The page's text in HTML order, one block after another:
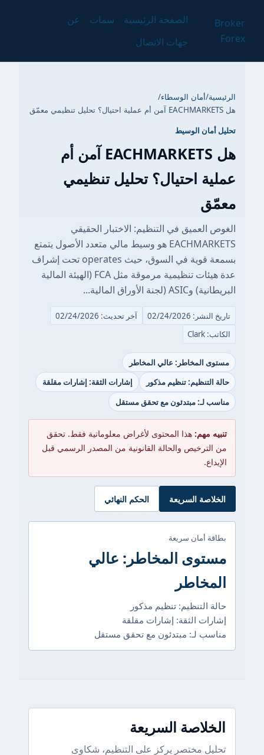
Broker
Forex
الصفحة الرئيسية سمات
عن
جهات الاتصال
الرئيسية/أمان الوسطاء/
هل EACHMARKETS آمن أم عملية احتيال؟ تحليل تنظيمي معمّق
تحليل أمان الوسيط
هل EACHMARKETS آمن أم
عملية احتيال؟ تحليل تنظيمي
معمّق
الغوص العميق في التنظيم: الاختبار الحقيقي
EACHMARKETS هو وسيط مالي متعدد الأصول يتمتع
بسمعة قوية في السوق، حيث operates تحت إشراف
عدة هيئات تنظيمية مرموقة مثل FCA (الهيئة المالية
البريطانية) وASIC (لجنة الأوراق المالية...
تاريخ النشر: 02/24/2026
آخر تحديث: 02/24/2026
الكاتب: Clark
مستوى المخاطر: عالي المخاطر
حالة التنظيم: تنظيم مذكور
إشارات الثقة: إشارات مقلقة
مناسب لـ: مبتدئون مع تحقق مستقل
تنبيه مهم: هذا المحتوى لأغراض معلوماتية فقط. تحقق
من الترخيص والحالة القانونية من المصدر الرسمي قبل
الإيداع.
الخلاصة السريعة الحكم النهائي
بطاقة أمان سريعة
مستوى المخاطر: عالي
المخاطر
حالة التنظيم: تنظيم مذكور
إشارات الثقة: إشارات مقلقة
مناسب لـ: مبتدئون مع تحقق مستقل
الخلاصة السريعة
تحليل مختصر يركز على التنظيم، شكاوى